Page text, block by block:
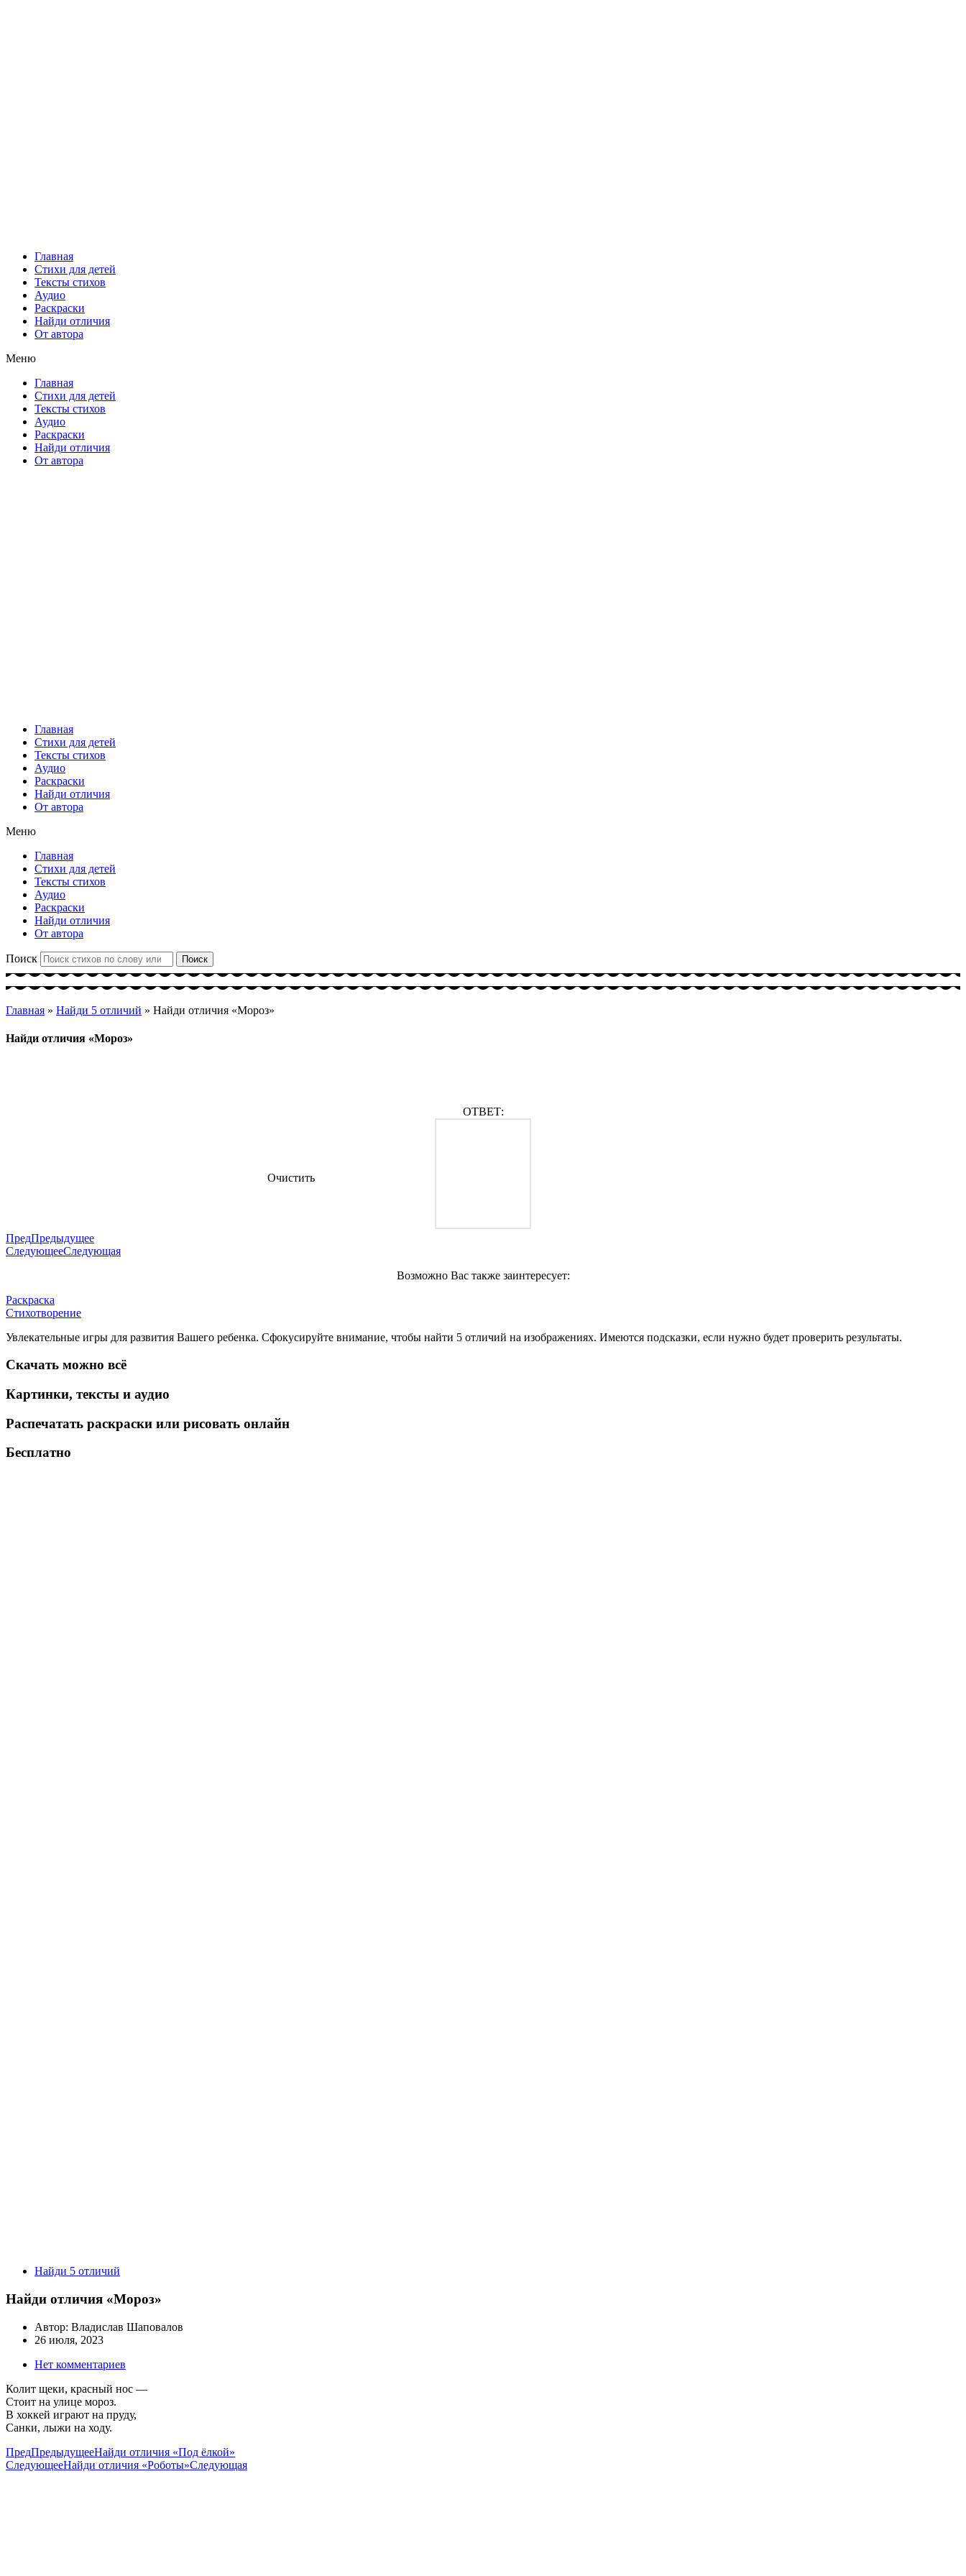
Главная
Стихи для детей
Тексты стихов
Аудио
Раскраски
Найди отличия
От автора
Меню
Главная
Стихи для детей
Тексты стихов
Аудио
Раскраски
Найди отличия
От автора
Главная
Стихи для детей
Тексты стихов
Аудио
Раскраски
Найди отличия
От автора
Меню
Главная
Стихи для детей
Тексты стихов
Аудио
Раскраски
Найди отличия
От автора
Поиск Поиск
Главная » Найди 5 отличий » Найди отличия «Мороз»
Найди отличия «Мороз»
Очистить
ОТВЕТ:
ПредПредыдущее
СледующееСледующая
Возможно Вас также заинтересует:
Раскраска
Стихотворение
Увлекательные игры для развития Вашего ребенка. Сфокусируйте внимание, чтобы найти 5 отличий на изображениях. Имеются подсказки, если нужно будет проверить результаты.
Скачать можно всё
Картинки, тексты и аудио
Распечатать раскраски или рисовать онлайн
Бесплатно
Найди 5 отличий
Найди отличия «Мороз»
Автор: Владислав Шаповалов
26 июля, 2023
Нет комментариев
Колит щеки, красный нос —
Стоит на улице мороз.
В хоккей играют на пруду,
Санки, лыжи на ходу.
ПредПредыдущееНайди отличия «Под ёлкой»
СледующееНайди отличия «Роботы»Следующая